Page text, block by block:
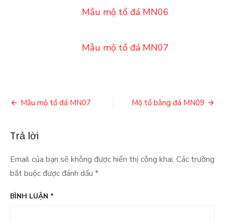
Mẫu mộ tổ đá MN06
Mẫu mộ tổ đá MN07
Điều
bài
viết
Mẫu mộ tổ đá MN07 Mộ tổ bằng đá MN09
Trả lời
Email của bạn sẽ không được hiển thị công khai. Các trường
bắt buộc được đánh dấu *
BÌNH LUẬN *